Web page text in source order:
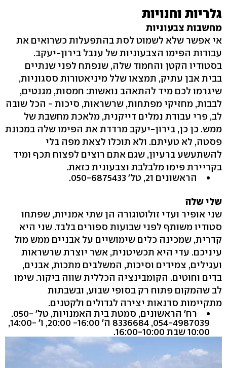
גלריות וחנויות
מחשבות צבעוניות
אי אפשר שלא לשמוט לסת בהתפעלות כשרואים את
עבודות הפימו הצבעוניות של ענבל בירון-יעקב.
בסטודיו הקטן והחמוד שלה, שנפתח לפני שנתיים
בבית אבן עתיק, תמצאו שלל מיניאטורות ססגוניות,
שיגרמו לכם מיד להתאהב נואשות: חמסות, מגנטים,
לבבות, מחזיקי מפתחות, שרשראות, סיכות - הכל שובה
לב, פרי עבודת נמלים דייקנית, מלאכת מחשבת של
ממש. כן כן, בירון-יעקב מרדדת את הפימו שלה במכונת
פסטה, לא טעיתם. ולא תוכלו לצאת מפה בלי
להשתעשע ברעיון, שגם אתם רוצים לפצוח תכף ומיד
בקריירת פימו מלבלבת וצבעונית כזאת.
הראשונים ‭,21‬ טל' ‭.050-6875433 ‬
שלי שלה
שני אופיר ועדי זולוטוגורה הן שתי אמניות, שפתחו
סטודיו משותף לפני שבועות ספורים בלבד. שני היא
קדרית, שמכינה כלים שימושיים על אבניים ממש מול
עיניכם. עדי היא תכשיטנית, אשר יוצרת שרשראות
ועגילים, צמידים וסיכות, המשלבים מתכות, אבנים,
בדים וחוטים. הקומבינציה הכללית שווה ביקור. שימו
לב שהמקום פתוח רק בסופי שבוע, ובשבתות
מתקיימות סדנאות יצירה לגדולים ולקטנים.
רח' הראשונים, סמטת בית האמנויות, טל' ‭.050-
8336684 ,054-4987039‬ ה' ‭,20:00 -16:00‬ ו' ‭,14:00-
10:00‬ שבת ‭.16:00-10:00 ‬